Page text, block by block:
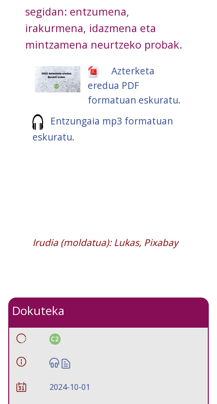
segidan: entzumena,
irakurmena, idazmena eta
mintzamena neurtzeko probak.
Azterketa
eredua PDF
formatuan eskuratu.
Entzungaia mp3 formatuan
eskuratu.
Irudia (moldatua): Lukas, Pixabay
Dokuteka
C2
2024-10-01